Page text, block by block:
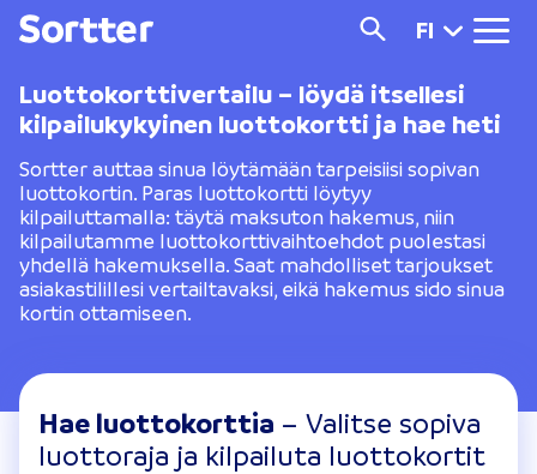
FI
Luottokorttivertailu – löydä itsellesi
kilpailukykyinen luottokortti ja hae heti
Sortter auttaa sinua löytämään tarpeisiisi sopivan
luottokortin. Paras luottokortti löytyy
kilpailuttamalla: täytä maksuton hakemus, niin
kilpailutamme luottokorttivaihtoehdot puolestasi
yhdellä hakemuksella. Saat mahdolliset tarjoukset
asiakastilillesi vertailtavaksi, eikä hakemus sido sinua
kortin ottamiseen.
Hae luottokorttia – Valitse sopiva
luottoraja ja kilpailuta luottokortit